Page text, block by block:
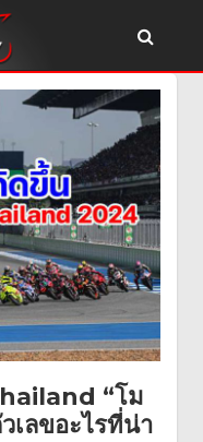
“โม
เลขอะไรที่น่า